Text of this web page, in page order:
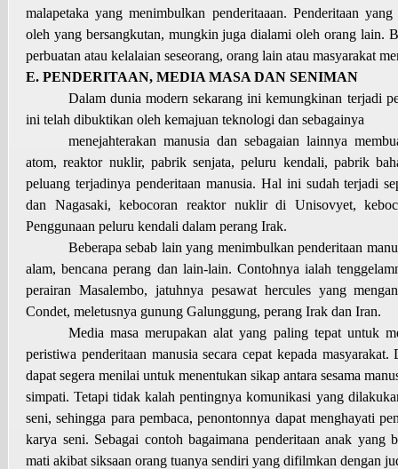
malapetaka yang menimbulkan penderitaaan. Penderitaan
oleh yang bersangkutan, mungkin juga dialami oleh orang lain.
perbuatan atau kelalaian seseorang, orang lain atau masyarakat
E. PENDERITAAN, MEDIA MASA DAN SENIMAN
Dalam dunia modern sekarang ini kemungkinan terjadi
ini telah dibuktikan oleh kemajuan teknologi dan sebagainya
menejahterakan manusia dan sebagaian lainnya
atom, reaktor nuklir, pabrik senjata, peluru kendali, pabrik
peluang terjadinya penderitaan manusia. Hal ini sudah terjadi
dan Nagasaki, kebocoran reaktor nuklir di Unisovyet,
Penggunaan peluru kendali dalam perang Irak.
Beberapa sebab lain yang menimbulkan penderitaan
alam, bencana perang dan lain-lain. Contohnya ialah
perairan Masalembo, jatuhnya pesawat hercules yang
Condet, meletusnya gunung Galunggung, perang Irak dan Iran.
Media masa merupakan alat yang paling tepat untuk
peristiwa penderitaan manusia secara cepat kepada
dapat segera menilai untuk menentukan sikap antara sesama
simpati. Tetapi tidak kalah pentingnya komunikasi yang
seni, sehingga para pembaca, penontonnya dapat menghayati
karya seni. Sebagai contoh bagaimana penderitaan anak yang
mati akibat siksaan orang tuanya sendiri yang difilmkan dengan